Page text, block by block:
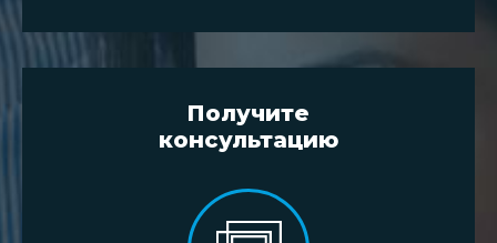
Получите
консультацию